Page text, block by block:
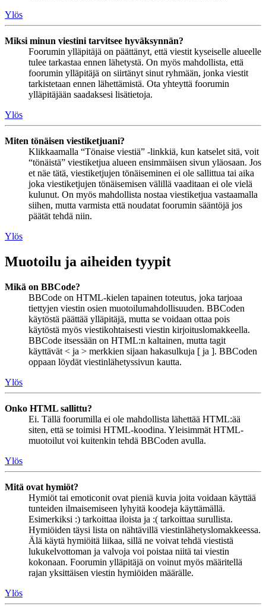
Ylös
Miksi minun viestini tarvitsee hyväksynnän?
Foorumin ylläpitäjä on päättänyt, että viestit kyseiselle alueelle
tulee tarkastaa ennen lähetystä. On myös mahdollista, että
foorumin ylläpitäjä on siirtänyt sinut ryhmään, jonka viestit
tarkistetaan ennen lähettämistä. Ota yhteyttä foorumin
ylläpitäjään saadaksesi lisätietoja.
Ylös
Miten tönäisen viestiketjuani?
Klikkaamalla “Tönaise viestiä” -linkkiä, kun katselet sitä, voit
“tönäistä” viestiketjua alueen ensimmäisen sivun yläosaan. Jos
et näe tätä, viestiketjujen tönäiseminen ei ole sallittua tai aika
joka viestiketjujen tönäisemisen välillä vaaditaan ei ole vielä
kulunut. On myös mahdollista nostaa viestiketjua vastaamalla
siihen, mutta varmista että noudatat foorumin sääntöjä jos
päätät tehdä niin.
Ylös
Muotoilu ja aiheiden tyypit
Mikä on BBCode?
BBCode on HTML-kielen tapainen toteutus, joka tarjoaa
tiettyjen viestin osien muotoilumahdollisuuden. BBCoden
käytöstä päättää ylläpitäjä, mutta se voidaan ottaa pois
käytöstä myös viestikohtaisesti viestin kirjoituslomakkeella.
BBCode itsessään on HTML:n kaltainen, mutta tagit
käyttävät < ja > merkkien sijaan hakasulkuja [ ja ]. BBCoden
oppaan löydät viestinlähetyssivun kautta.
Ylös
Onko HTML sallittu?
Ei. Tällä foorumilla ei ole mahdollista lähettää HTML:ää
siten, että se toimisi HTML-koodina. Yleisimmät HTML-
muotoilut voi kuitenkin tehdä BBCoden avulla.
Ylös
Mitä ovat hymiöt?
Hymiöt tai emoticonit ovat pieniä kuvia joita voidaan käyttää
tunteiden ilmaisemiseen lyhyitä koodeja käyttämällä.
Esimerkiksi :) tarkoittaa iloista ja :( tarkoittaa surullista.
Hymiöiden täysi lista on nähtävillä viestinlähetyslomakkeessa.
Älä käytä hymiöitä liikaa, sillä ne voivat tehdä viestistä
lukukelvottoman ja valvoja voi poistaa niitä tai viestin
kokonaan. Foorumin ylläpitäjä on voinut myös määritellä
rajan yksittäisen viestin hymiöiden määrälle.
Ylös